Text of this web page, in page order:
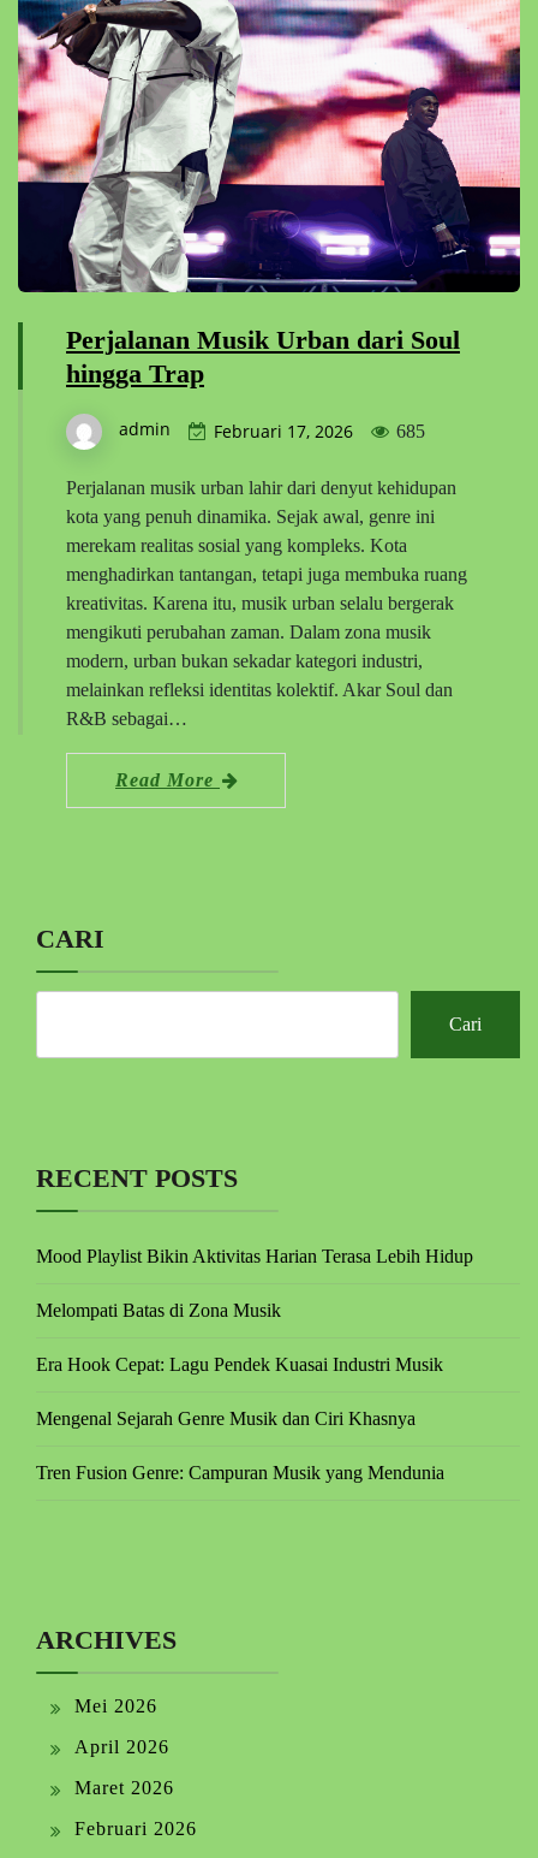
Perjalanan Musik Urban dari Soul
hingga Trap
admin Februari 17, 2026 685
Perjalanan musik urban lahir dari denyut kehidupan
kota yang penuh dinamika. Sejak awal, genre ini
merekam realitas sosial yang kompleks. Kota
menghadirkan tantangan, tetapi juga membuka ruang
kreativitas. Karena itu, musik urban selalu bergerak
mengikuti perubahan zaman. Dalam zona musik
modern, urban bukan sekadar kategori industri,
melainkan refleksi identitas kolektif. Akar Soul dan
R&B sebagai…
Read More
CARI
Cari
RECENT POSTS
Mood Playlist Bikin Aktivitas Harian Terasa Lebih Hidup
Melompati Batas di Zona Musik
Era Hook Cepat: Lagu Pendek Kuasai Industri Musik
Mengenal Sejarah Genre Musik dan Ciri Khasnya
Tren Fusion Genre: Campuran Musik yang Mendunia
ARCHIVES
Mei 2026
April 2026
Maret 2026
Februari 2026